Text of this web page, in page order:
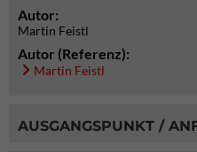
Autor:
Martin Feistl
Autor (Referenz):
Martin Feistl
AUSGANGSPUNKT /